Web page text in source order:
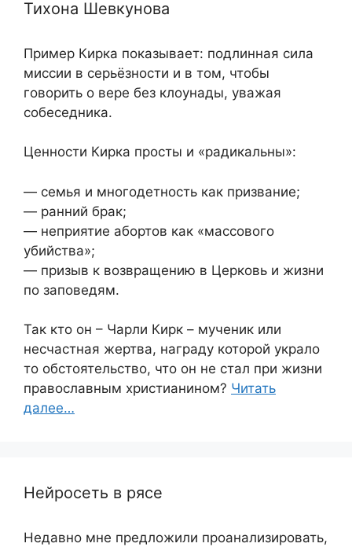
Тихона Шевкунова
Пример Кирка показывает: подлинная сила
миссии в серьёзности и в том, чтобы
говорить о вере без клоунады, уважая
собеседника.
Ценности Кирка просты и «радикальны»:
— семья и многодетность как призвание;
— ранний брак;
— неприятие абортов как «массового
убийства»;
— призыв к возвращению в Церковь и жизни
по заповедям.
Так кто он – Чарли Кирк – мученик или
несчастная жертва, награду которой украло
то обстоятельство, что он не стал при жизни
православным христианином? Читать
далее…
Нейросеть в рясе
Недавно мне предложили проанализировать,